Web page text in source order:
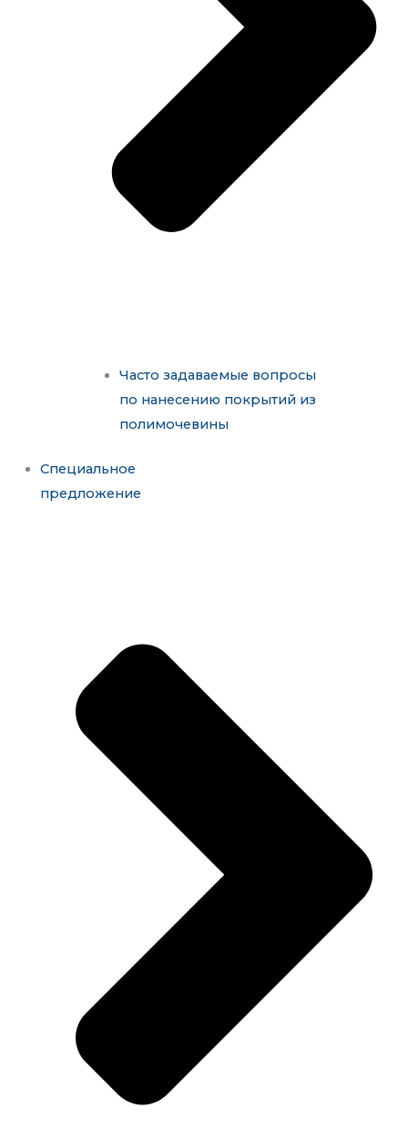
Часто задаваемые вопросы
по нанесению покрытий из
полимочевины
Специальное
предложение